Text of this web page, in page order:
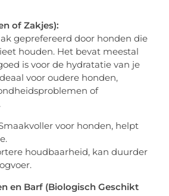
of Zakjes):
geprefereerd door honden die
houden. Het bevat meestal
is voor de hydratatie van je
voor oudere honden,
of
voor honden, helpt
houdbaarheid, kan duurder
en Barf (Biologisch Geschikt